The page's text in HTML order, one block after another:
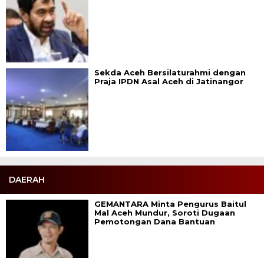
Sekda Aceh Bersilaturahmi dengan
Praja IPDN Asal Aceh di Jatinangor
DAERAH
GEMANTARA Minta Pengurus Baitul
Mal Aceh Mundur, Soroti Dugaan
Pemotongan Dana Bantuan